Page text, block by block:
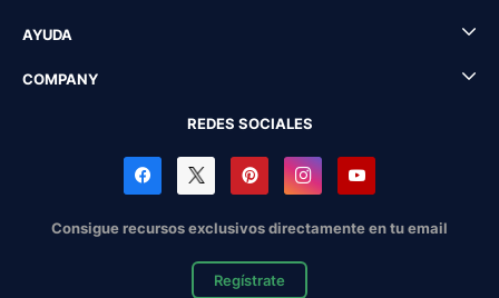
AYUDA
COMPANY
REDES SOCIALES
Consigue recursos exclusivos directamente en tu email
Regístrate